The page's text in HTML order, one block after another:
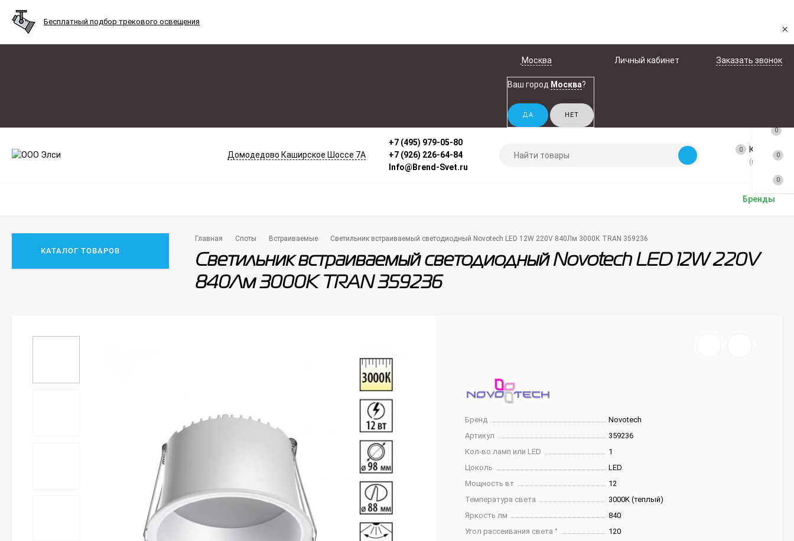
Бесплатный подбор трекового освещения
×
Москва
Ваш город Москва?
Личный кабинет Заказать звонок
Домодедово Каширское Шоссе 7А
+7 (495) 979-05-80
+7 (926) 226-64-84
Info@Brend-Svet.ru
0 Корзина
(пусто)
Бренды
КАТАЛОГ ТОВАРОВ
Главная Споты Встраиваемые Светильник встраиваемый светодиодный Novotech LED 12W 220V 840Лм 3000К TRAN 359236
Светильник встраиваемый светодиодный Novotech LED 12W 220V
840Лм 3000К TRAN 359236
Бренд
Novotech
Артикул
359236
Кол-во ламп или LED
1
Цоколь
LED
Мощность вт
12
Температура света
3000K (теплый)
Яркость лм
840
Угол рассеивания света °
120
0
0
0